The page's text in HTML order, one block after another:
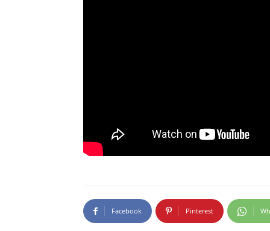
Facebook Pinterest